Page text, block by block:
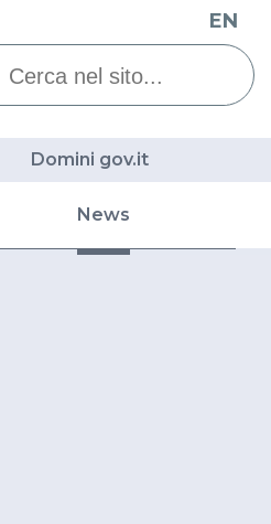
EN
Domini gov.it
News